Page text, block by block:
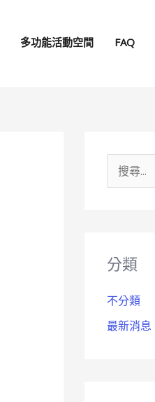
多功能活動空間 FAQ
字
分類
不分類
最新消息